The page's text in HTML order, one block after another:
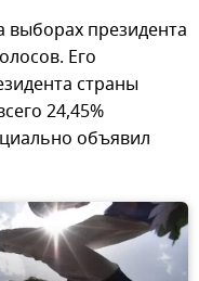
выборах президента
Его
страны
24,45%
объявил